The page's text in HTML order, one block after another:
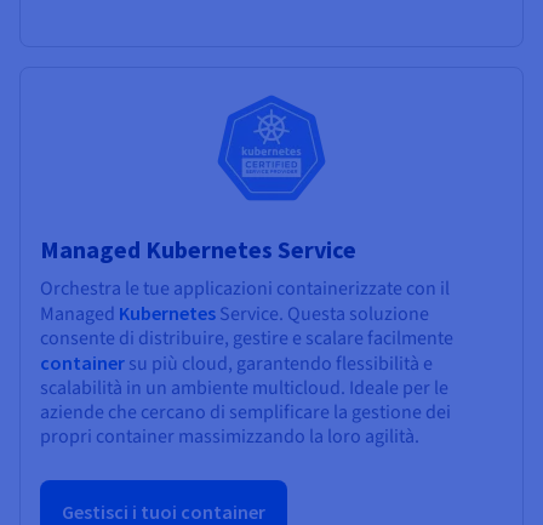
Managed Kubernetes Service
Orchestra le tue applicazioni containerizzate con il
Managed Kubernetes Service. Questa soluzione
consente di distribuire, gestire e scalare facilmente
container su più cloud, garantendo flessibilità e
scalabilità in un ambiente multicloud. Ideale per le
aziende che cercano di semplificare la gestione dei
propri container massimizzando la loro agilità.
Gestisci i tuoi container